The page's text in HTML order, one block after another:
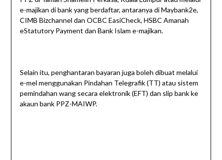
e-majikan di bank yang berdaftar, antaranya di Maybank2e,
CIMB Bizchannel dan OCBC EasiCheck, HSBC Amanah
eStatutory Payment dan Bank Islam e-majikan.
Selain itu, penghantaran bayaran juga boleh dibuat melalui
e-mel menggunakan Pindahan Telegrafik (TT) atau sistem
pemindahan wang secara elektronik (EFT) dan slip bank ke
akaun bank PPZ-MAIWP.